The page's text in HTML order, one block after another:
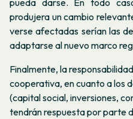
pueda darse. En todo
produjera un cambio
verse afectadas serían las
adaptarse al nuevo marco
Finalmente, la
cooperativa, en cuanto a los
(capital social, inversiones,
tendrán respuesta por parte